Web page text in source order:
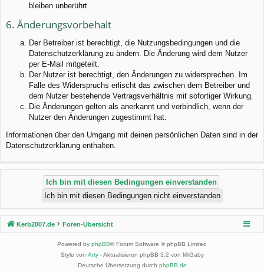
bleiben unberührt.
6. Änderungsvorbehalt
Der Betreiber ist berechtigt, die Nutzungsbedingungen und die
Datenschutzerklärung zu ändern. Die Änderung wird dem Nutzer
per E-Mail mitgeteilt.
Der Nutzer ist berechtigt, den Änderungen zu widersprechen. Im
Falle des Widerspruchs erlischt das zwischen dem Betreiber und
dem Nutzer bestehende Vertragsverhältnis mit sofortiger Wirkung.
Die Änderungen gelten als anerkannt und verbindlich, wenn der
Nutzer den Änderungen zugestimmt hat.
Informationen über den Umgang mit deinen persönlichen Daten sind in der
Datenschutzerklärung enthalten.
Kerb2007.de Foren-Übersicht
Powered by phpBB® Forum Software © phpBB Limited
Style von Arty- Aktualisieren phpBB 3.2 von MrGaby
Deutsche Übersetzung durch phpBB.de